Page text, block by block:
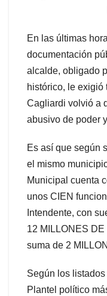
En las últimas
documentación
alcalde, obligado
histórico, le exigió
Cagliardi volvió a
abusivo de poder
Es así que según
el mismo
Municipal cuenta
unos CIEN
Intendente, con
12 MILLONES
suma de 2
Según los
Plantel político